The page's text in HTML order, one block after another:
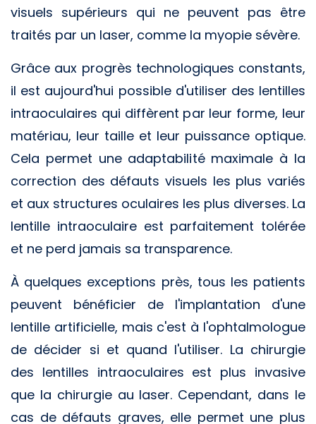
visuels supérieurs qui ne peuvent pas être
traités par un laser, comme la myopie sévère.
Grâce aux progrès technologiques constants,
il est aujourd'hui possible d'utiliser des lentilles
intraoculaires qui diffèrent par leur forme, leur
matériau, leur taille et leur puissance optique.
Cela permet une adaptabilité maximale à la
correction des défauts visuels les plus variés
et aux structures oculaires les plus diverses. La
lentille intraoculaire est parfaitement tolérée
et ne perd jamais sa transparence.
À quelques exceptions près, tous les patients
peuvent bénéficier de l'implantation d'une
lentille artificielle, mais c'est à l'ophtalmologue
de décider si et quand l'utiliser. La chirurgie
des lentilles intraoculaires est plus invasive
que la chirurgie au laser. Cependant, dans le
cas de défauts graves, elle permet une plus